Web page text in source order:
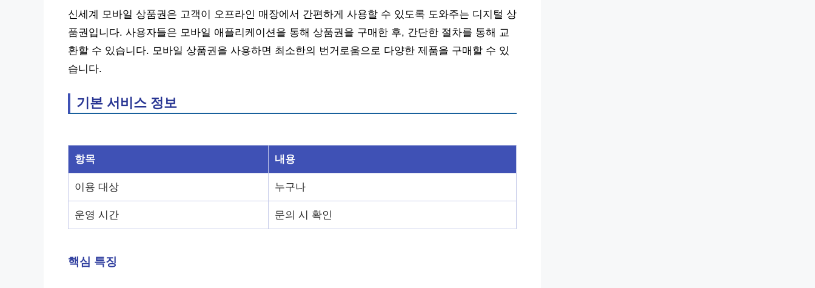
신세계 모바일 상품권은 고객이 오프라인 매장에서 간편하게 사용할 수 있도록 도와주는 디지털 상
품권입니다. 사용자들은 모바일 애플리케이션을 통해 상품권을 구매한 후, 간단한 절차를 통해 교
환할 수 있습니다. 모바일 상품권을 사용하면 최소한의 번거로움으로 다양한 제품을 구매할 수 있
습니다.
기본 서비스 정보
항목 내용
이용 대상 누구나
운영 시간 문의 시 확인
핵심 특징